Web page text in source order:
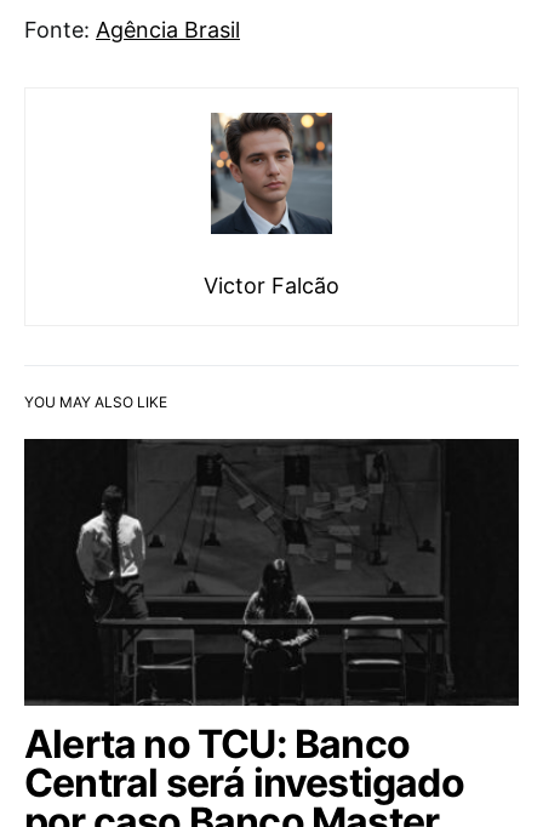
Fonte: Agência Brasil
Victor Falcão
YOU MAY ALSO LIKE
Alerta no TCU: Banco
Central será investigado